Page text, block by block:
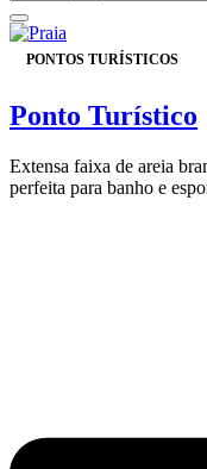
PONTOS TURÍSTICOS
Ponto Turístico
Extensa faixa de areia
perfeita para banho e